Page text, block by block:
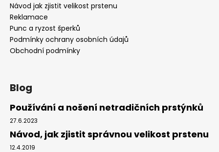
Návod jak zjistit velikost prstenu
Reklamace
Punc a ryzost šperků
Podmínky ochrany osobních údajů
Obchodní podmínky
Blog
Používání a nošení netradičních prstýnků
27.6.2023
Návod, jak zjistit správnou velikost prstenu
12.4.2019